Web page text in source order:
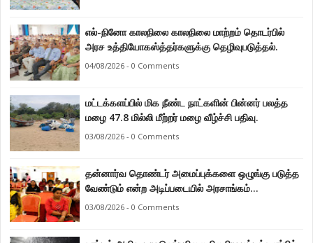
எல்-நினோ காலநிலை காலநிலை மாற்றம் தொடர்பில்
அரச உத்தியோகஸ்த்தர்களுக்கு தெழிவுபடுத்தல்.
04/08/2026 - 0 Comments
மட்டக்களப்பில் மிக நீண்ட நாட்களின் பின்னர் பலத்த
மழை 47.8 மில்லி மீற்றர் மழை வீழ்ச்சி பதிவு.
03/08/2026 - 0 Comments
தன்னார்வ தொண்டர் அமைப்புக்களை ஒழுங்கு படுத்த
வேண்டும் என்ற அடிப்படையில் அரசாங்கம்
கொண்டுவரவுள்ள சட்டம் - சட்டத்தரணி ஐங்கரன்.
03/08/2026 - 0 Comments